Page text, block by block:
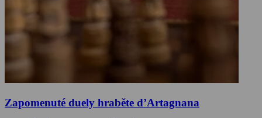
Zapomenuté duely hraběte d’Artagnana